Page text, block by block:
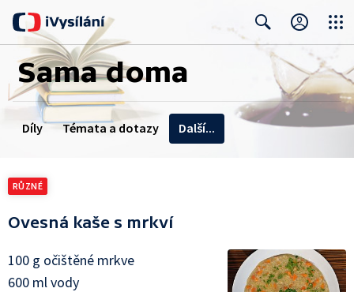
Search
Sama doma
Díly Témata a dotazy Další...
RŮZNÉ
Ovesná kaše s mrkví
100 g očištěné mrkve
600 ml vody